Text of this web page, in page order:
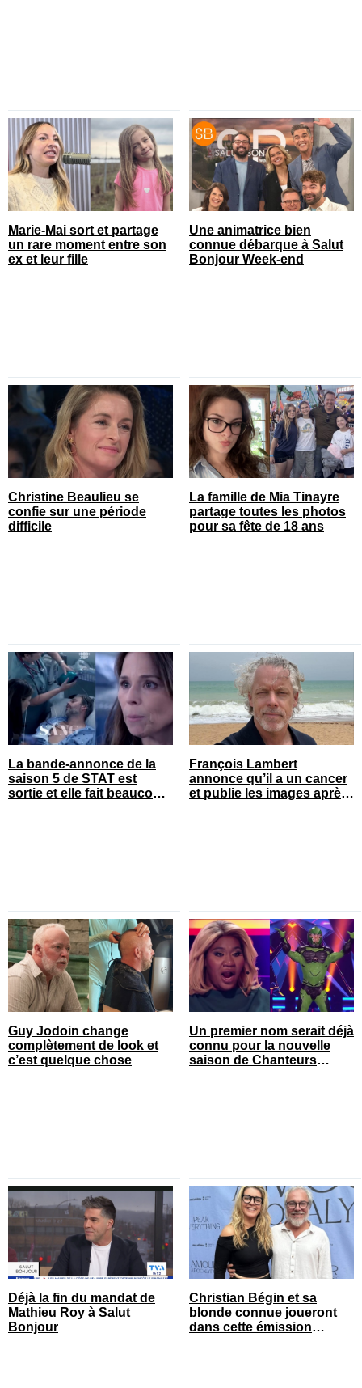
Marie-Mai sort et partage
un rare moment entre son
ex et leur fille
Une animatrice bien
connue débarque à Salut
Bonjour Week-end
Christine Beaulieu se
confie sur une période
difficile
La famille de Mia Tinayre
partage toutes les photos
pour sa fête de 18 ans
La bande-annonce de la
saison 5 de STAT est
sortie et elle fait beaucoup
François Lambert
annonce qu’il a un cancer
et publie les images après
Guy Jodoin change
complètement de look et
c’est quelque chose
Un premier nom serait déjà
connu pour la nouvelle
saison de Chanteurs
Déjà la fin du mandat de
Mathieu Roy à Salut
Bonjour
Christian Bégin et sa
blonde connue joueront
dans cette émission